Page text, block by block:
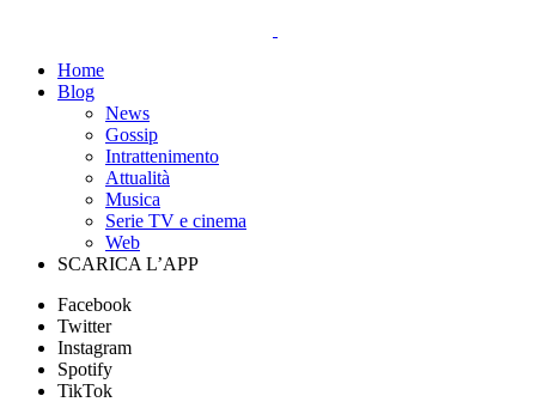
Home
Blog
News
Gossip
Intrattenimento
Attualità
Musica
Serie TV e cinema
Web
SCARICA L’APP
Facebook
Twitter
Instagram
Spotify
TikTok